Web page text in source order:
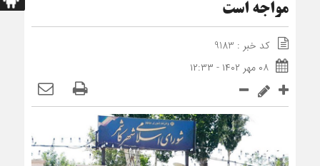
مواجه است
کد خبر : 9183
۰۸ مهر ۱۴۰۲ - ۱۲:۳۳